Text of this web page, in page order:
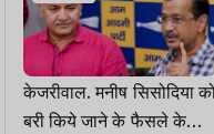
केजरीवाल. मनीष सिसोदिया
बरी किये जाने के फैसले के